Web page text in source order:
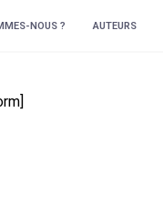
NOUS ? AUTEURS